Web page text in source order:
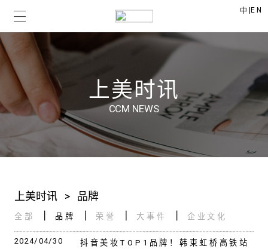
中 |EN
上美时讯
CCM NEWS
上美时讯 > 品牌
全部 品牌 荣誉 大事件 企业文化
2024/04/30
抖音美妆TOP1品牌！韩束虹桥高铁站